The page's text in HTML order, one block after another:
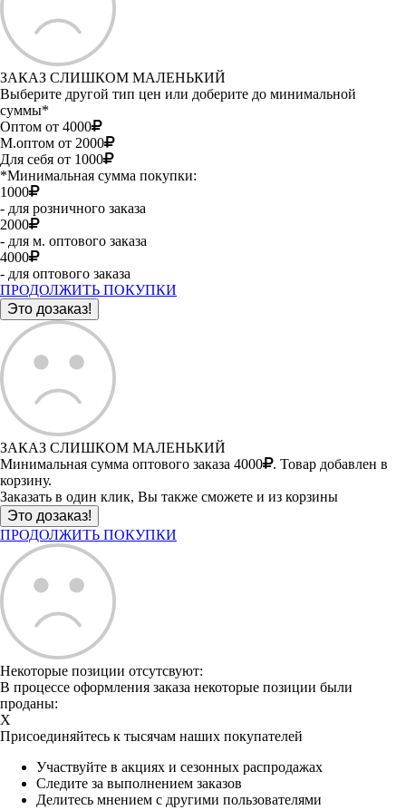
ЗАКАЗ СЛИШКОМ МАЛЕНЬКИЙ
Выберите другой тип цен или доберите до минимальной
суммы*
Оптом от 4000
М.оптом от 2000
Для себя от 1000
*Минимальная сумма покупки:
1000
- для розничного заказа
2000
- для м. оптового заказа
4000
- для оптового заказа
ПРОДОЛЖИТЬ ПОКУПКИ
ЗАКАЗ СЛИШКОМ МАЛЕНЬКИЙ
Минимальная сумма оптового заказа 4000
. Товар добавлен в
корзину.
Заказать в один клик, Вы также сможете и из корзины
ПРОДОЛЖИТЬ ПОКУПКИ
Некоторые позиции отсутсвуют:
В процессе оформления заказа некоторые позиции были
проданы:
X
Присоединяйтесь к тысячам наших покупателей
Участвуйте в акциях и сезонных распродажах
Следите за выполнением заказов
Делитесь мнением с другими пользователями